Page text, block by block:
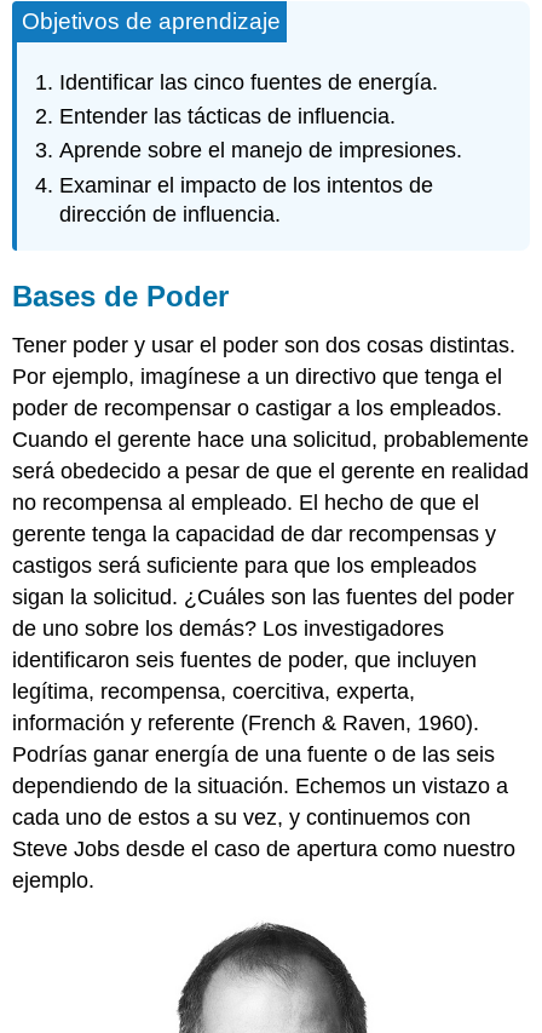
Objetivos de aprendizaje
Identificar las cinco fuentes de energía.
Entender las tácticas de influencia.
Aprende sobre el manejo de impresiones.
Examinar el impacto de los intentos de
dirección de influencia.
Bases de Poder
Tener poder y usar el poder son dos cosas distintas.
Por ejemplo, imagínese a un directivo que tenga el
poder de recompensar o castigar a los empleados.
Cuando el gerente hace una solicitud, probablemente
será obedecido a pesar de que el gerente en realidad
no recompensa al empleado. El hecho de que el
gerente tenga la capacidad de dar recompensas y
castigos será suficiente para que los empleados
sigan la solicitud. ¿Cuáles son las fuentes del poder
de uno sobre los demás? Los investigadores
identificaron seis fuentes de poder, que incluyen
legítima, recompensa, coercitiva, experta,
información y referente (French & Raven, 1960).
Podrías ganar energía de una fuente o de las seis
dependiendo de la situación. Echemos un vistazo a
cada uno de estos a su vez, y continuemos con
Steve Jobs desde el caso de apertura como nuestro
ejemplo.